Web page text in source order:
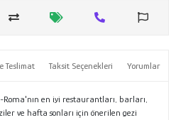
Teslimat Taksit Seçenekleri Yorumlar
en iyi restaurantları, barları,
ve hafta sonları için önerilen gezi